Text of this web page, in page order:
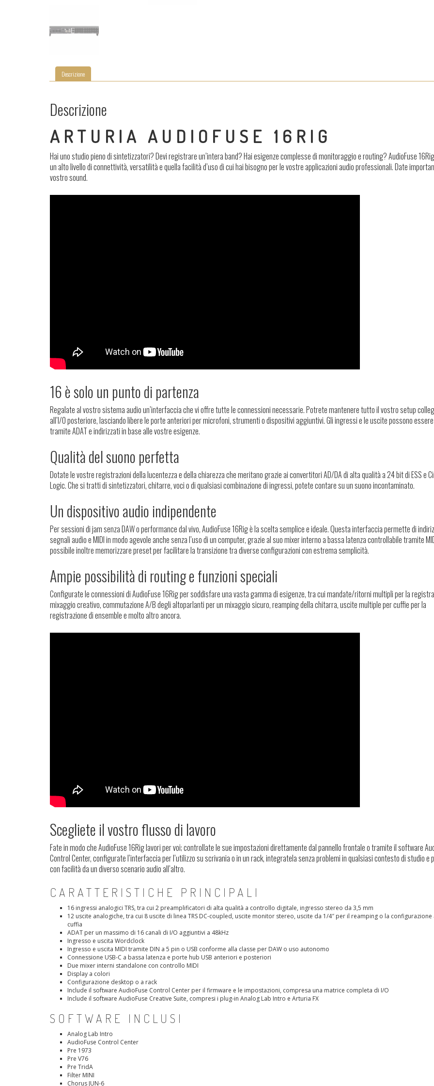
Descrizione
Descrizione
ARTURIA AUDIOFUSE 16RIG
Hai uno studio pieno di sintetizzatori? Devi registrare un’intera band? Hai esigenze complesse di monitoraggio e routing? AudioFuse
un alto livello di connettività, versatilità e quella facilità d’uso di cui hai bisogno per le vostre applicazioni audio professionali. Date
vostro sound.
16 è solo un punto di partenza
Regalate al vostro sistema audio un’interfaccia che vi offre tutte le connessioni necessarie. Potrete mantenere tutto il vostro setup
all’I/O posteriore, lasciando libere le porte anteriori per microfoni, strumenti o dispositivi aggiuntivi. Gli ingressi e le uscite possono
tramite ADAT e indirizzati in base alle vostre esigenze.
Qualità del suono perfetta
Dotate le vostre registrazioni della lucentezza e della chiarezza che meritano grazie ai convertitori AD/DA di alta qualità a 24 bit di ESS e
Logic. Che si tratti di sintetizzatori, chitarre, voci o di qualsiasi combinazione di ingressi, potete contare su un suono incontaminato.
Un dispositivo audio indipendente
Per sessioni di jam senza DAW o performance dal vivo, AudioFuse 16Rig è la scelta semplice e ideale. Questa interfaccia permette di
segnali audio e MIDI in modo agevole anche senza l’uso di un computer, grazie al suo mixer interno a bassa latenza controllabile tramite
possibile inoltre memorizzare preset per facilitare la transizione tra diverse configurazioni con estrema semplicità.
Ampie possibilità di routing e funzioni speciali
Configurate le connessioni di AudioFuse 16Rig per soddisfare una vasta gamma di esigenze, tra cui mandate/ritorni multipli per la
mixaggio creativo, commutazione A/B degli altoparlanti per un mixaggio sicuro, reamping della chitarra, uscite multiple per cuffie per la
registrazione di ensemble e molto altro ancora.
Scegliete il vostro flusso di lavoro
Fate in modo che AudioFuse 16Rig lavori per voi; controllate le sue impostazioni direttamente dal pannello frontale o tramite il software
Control Center, configurate l’interfaccia per l’utilizzo su scrivania o in un rack, integratela senza problemi in qualsiasi contesto di studio e
con facilità da un diverso scenario audio all’altro.
CARATTERISTICHE PRINCIPALI
16 ingressi analogici TRS, tra cui 2 preamplificatori di alta qualità a controllo digitale, ingresso stereo da 3,5 mm
12 uscite analogiche, tra cui 8 uscite di linea TRS DC-coupled, uscite monitor stereo, uscite da 1/4″ per il reamping o la
cuffia
ADAT per un massimo di 16 canali di I/O aggiuntivi a 48kHz
Ingresso e uscita Wordclock
Ingresso e uscita MIDI tramite DIN a 5 pin o USB conforme alla classe per DAW o uso autonomo
Connessione USB-C a bassa latenza e porte hub USB anteriori e posteriori
Due mixer interni standalone con controllo MIDI
Display a colori
Configurazione desktop o a rack
Include il software AudioFuse Control Center per il firmware e le impostazioni, compresa una matrice completa di I/O
Include il software AudioFuse Creative Suite, compresi i plug-in Analog Lab Intro e Arturia FX
SOFTWARE INCLUSI
Analog Lab Intro
AudioFuse Control Center
Pre 1973
Pre V76
Pre TridA
Filter MINI
Chorus JUN-6